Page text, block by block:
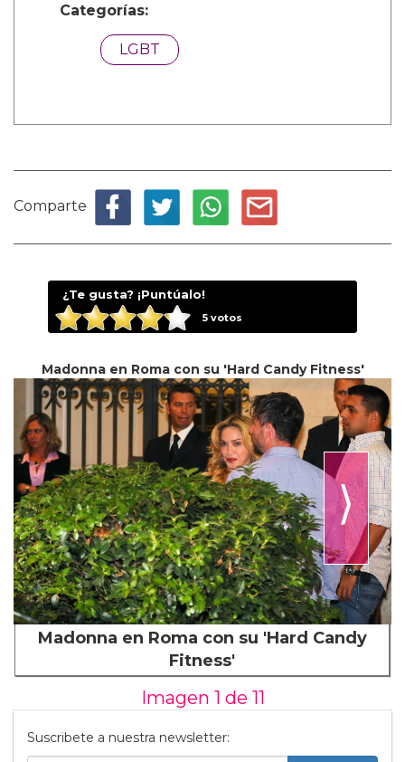
Categorías:
LGBT
Comparte
¿Te gusta? ¡Puntúalo!
5votos
Madonna en Roma con su 'Hard Candy Fitness'
⟩
Madonna en Roma con su 'Hard Candy
Fitness'
Imagen 1 de 11
Suscribete a nuestra newsletter: